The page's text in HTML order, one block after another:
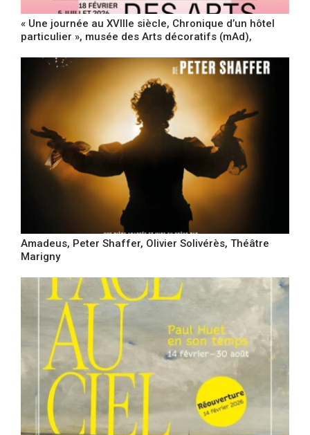
« Une journée au XVIIIe siècle, Chronique d’un hôtel
particulier », musée des Arts décoratifs (mAd),
Amadeus, Peter Shaffer, Olivier Solivérès, Théâtre
Marigny